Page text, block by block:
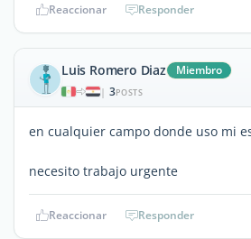
Reaccionar Responder
Luis Romero Diaz Miembro
| 3POSTS
en cualquier campo donde uso mi
necesito trabajo urgente
Reaccionar Responder